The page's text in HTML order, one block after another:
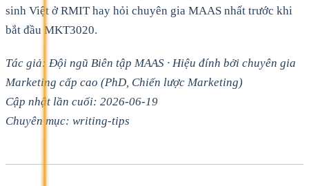
sinh Việt ở RMIT hay hỏi chuyên gia MAAS nhất trước khi
bắt đầu MKT3020.
Tác giả: Đội ngũ Biên tập MAAS · Hiệu đính bởi chuyên gia
Marketing cấp cao (PhD, Chiến lược Marketing)
Cập nhật lần cuối: 2026-06-19
Chuyên mục: writing-tips